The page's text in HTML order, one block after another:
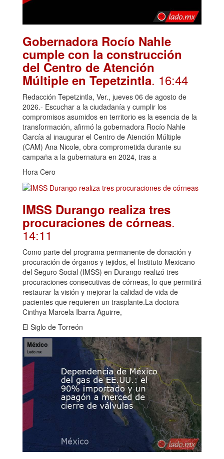
Gobernadora Rocío Nahle
cumple con la construcción
del Centro de Atención
Múltiple en Tepetzintla. 16:44
Redacción Tepetzintla, Ver., jueves 06 de agosto de
2026.- Escuchar a la ciudadanía y cumplir los
compromisos asumidos en territorio es la esencia de la
transformación, afirmó la gobernadora Rocío Nahle
García al inaugurar el Centro de Atención Múltiple
(CAM) Ana Nicole, obra comprometida durante su
campaña a la gubernatura en 2024, tras a
Hora Cero
IMSS Durango realiza tres
procuraciones de córneas.
14:11
Como parte del programa permanente de donación y
procuración de órganos y tejidos, el Instituto Mexicano
del Seguro Social (IMSS) en Durango realizó tres
procuraciones consecutivas de córneas, lo que permitirá
restaurar la visión y mejorar la calidad de vida de
pacientes que requieren un trasplante.La doctora
Cinthya Marcela Ibarra Aguirre,
El Siglo de Torreón